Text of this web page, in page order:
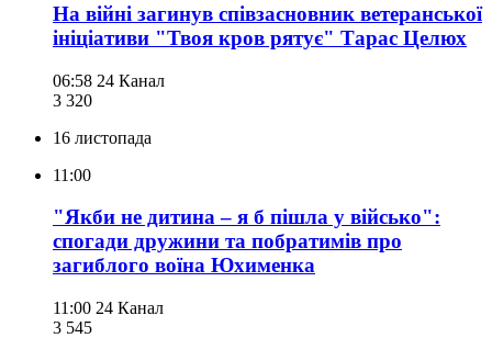
На війні загинув співзасновник ветеранської
ініціативи "Твоя кров рятує" Тарас Целюх
06:58 24 Канал
3 320
16 листопада
11:00
"Якби не дитина – я б пішла у військо":
спогади дружини та побратимів про
загиблого воїна Юхименка
11:00 24 Канал
3 545